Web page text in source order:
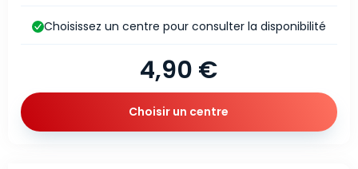
4,90 €
Choisissez un centre pour consulter la disponibilité
Choisir un centre